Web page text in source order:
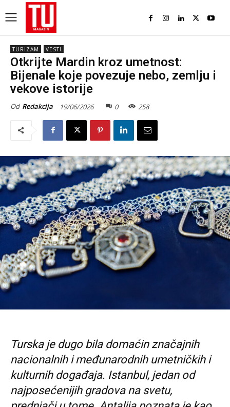
TURIZAM VESTI
Otkrijte Mardin kroz umetnost:
Bijenale koje povezuje nebo, zemlju i
vekove istorije
Od Redakcija 19/06/2026 0 258
Turska je dugo bila domaćin značajnih
nacionalnih i međunarodnih umetničkih i
kulturnih događaja. Istanbul, jedan od
najposećenijih gradova na svetu,